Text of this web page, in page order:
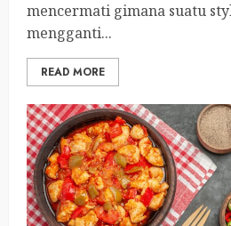
mencermati gimana suatu
mengganti...
READ MORE